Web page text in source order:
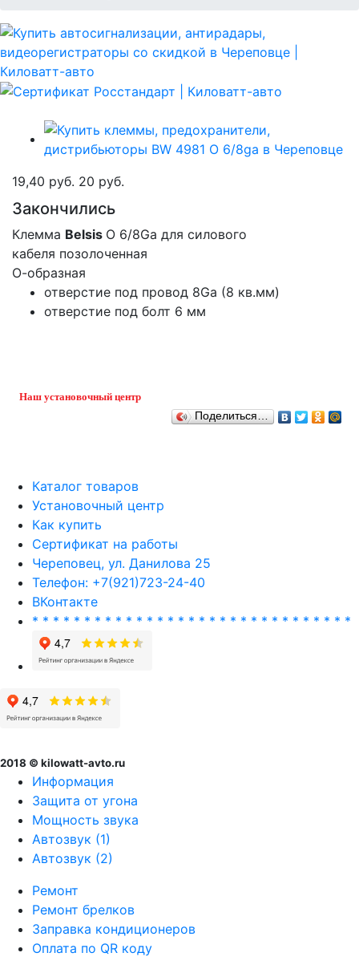
19,40 руб. 20 руб.
Закончились
Клемма Belsis О 6/8Ga для силового
кабеля позолоченная
О-образная
отверстие под провод 8Ga (8 кв.мм)
отверстие под болт 6 мм
Наш установочный центр
Поделиться…
Каталог товаров
Установочный центр
Как купить
Сертификат на работы
Череповец, ул. Данилова 25
Телефон: +7(921)723-24-40
ВКонтакте
* * * * * * * * * * * * * * * * * * * * * * * * * * * * * * *
2018 © kilowatt-avto.ru
Информация
Защита от угона
Мощность звука
Автозвук (1)
Автозвук (2)
Ремонт
Ремонт брелков
Заправка кондиционеров
Оплата по QR коду